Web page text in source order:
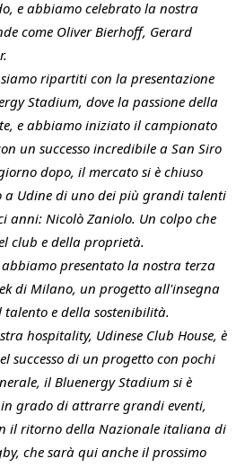
e abbiamo celebrato la nostra
come Oliver Bierhoff, Gerard
ripartiti con la presentazione
Stadium, dove la passione della
e abbiamo iniziato il campionato
un successo incredibile a San Siro
dopo, il mercato si è chiuso
a Udine di uno dei più grandi talenti
Nicolò Zaniolo. Un colpo che
club e della proprietà.
presentato la nostra terza
di Milano, un progetto all'insegna
e della sostenibilità.
hospitality, Udinese Club House, è
successo di un progetto con pochi
il Bluenergy Stadium si è
grado di attrarre grandi eventi,
il ritorno della Nazionale italiana di
che sarà qui anche il prossimo